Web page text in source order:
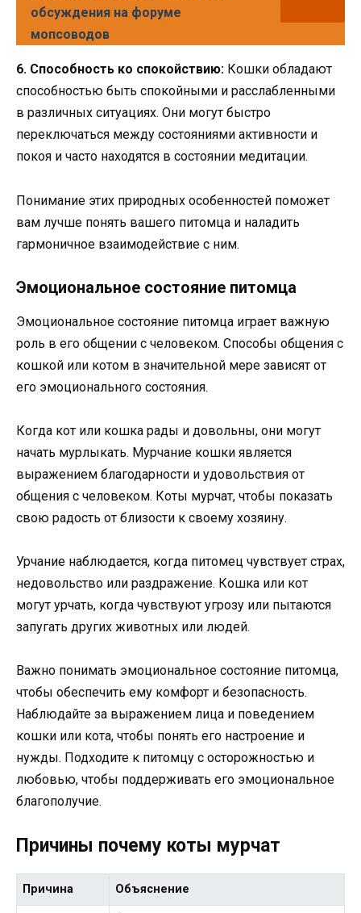
обсуждения на форуме
мопсоводов
6. Способность ко спокойствию: Кошки обладают
способностью быть спокойными и расслабленными
в различных ситуациях. Они могут быстро
переключаться между состояниями активности и
покоя и часто находятся в состоянии медитации.
Понимание этих природных особенностей поможет
вам лучше понять вашего питомца и наладить
гармоничное взаимодействие с ним.
Эмоциональное состояние питомца
Эмоциональное состояние питомца играет важную
роль в его общении с человеком. Способы общения с
кошкой или котом в значительной мере зависят от
его эмоционального состояния.
Когда кот или кошка рады и довольны, они могут
начать мурлыкать. Мурчание кошки является
выражением благодарности и удовольствия от
общения с человеком. Коты мурчат, чтобы показать
свою радость от близости к своему хозяину.
Урчание наблюдается, когда питомец чувствует страх,
недовольство или раздражение. Кошка или кот
могут урчать, когда чувствуют угрозу или пытаются
запугать других животных или людей.
Важно понимать эмоциональное состояние питомца,
чтобы обеспечить ему комфорт и безопасность.
Наблюдайте за выражением лица и поведением
кошки или кота, чтобы понять его настроение и
нужды. Подходите к питомцу с осторожностью и
любовью, чтобы поддерживать его эмоциональное
благополучие.
Причины почему коты мурчат
Причина Объяснение